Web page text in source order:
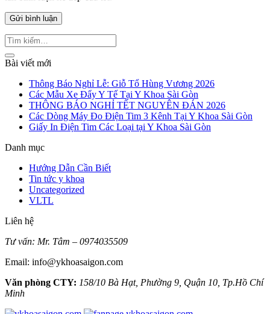
Bài viết mới
Thông Báo Nghỉ Lễ: Giỗ Tổ Hùng Vương 2026
Các Mẫu Xe Đẩy Y Tế Tại Y Khoa Sài Gòn
THÔNG BÁO NGHỈ TẾT NGUYÊN ĐÁN 2026
Các Dòng Máy Đo Điện Tim 3 Kênh Tại Y Khoa Sài Gòn
Giấy In Điện Tim Các Loại tại Y Khoa Sài Gòn
Danh mục
Hướng Dẫn Cần Biết
Tin tức y khoa
Uncategorized
VLTL
Liên hệ
Tư vấn: Mr. Tâm – 0974035509
Email: info@ykhoasaigon.com
Văn phòng CTY: 158/10 Bà Hạt, Phường 9, Quận 10, Tp.Hồ Chí
Minh